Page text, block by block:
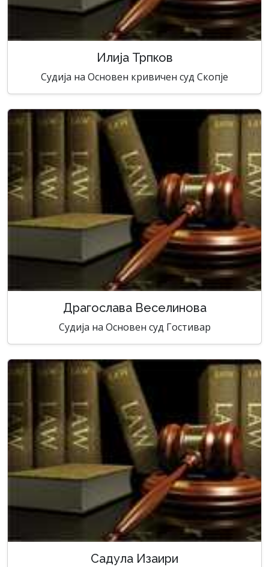
Илија Трпков
Судија на Основен кривичен суд Скопје
Драгослава Веселинова
Судија на Основен суд Гостивар
Садула Изаири